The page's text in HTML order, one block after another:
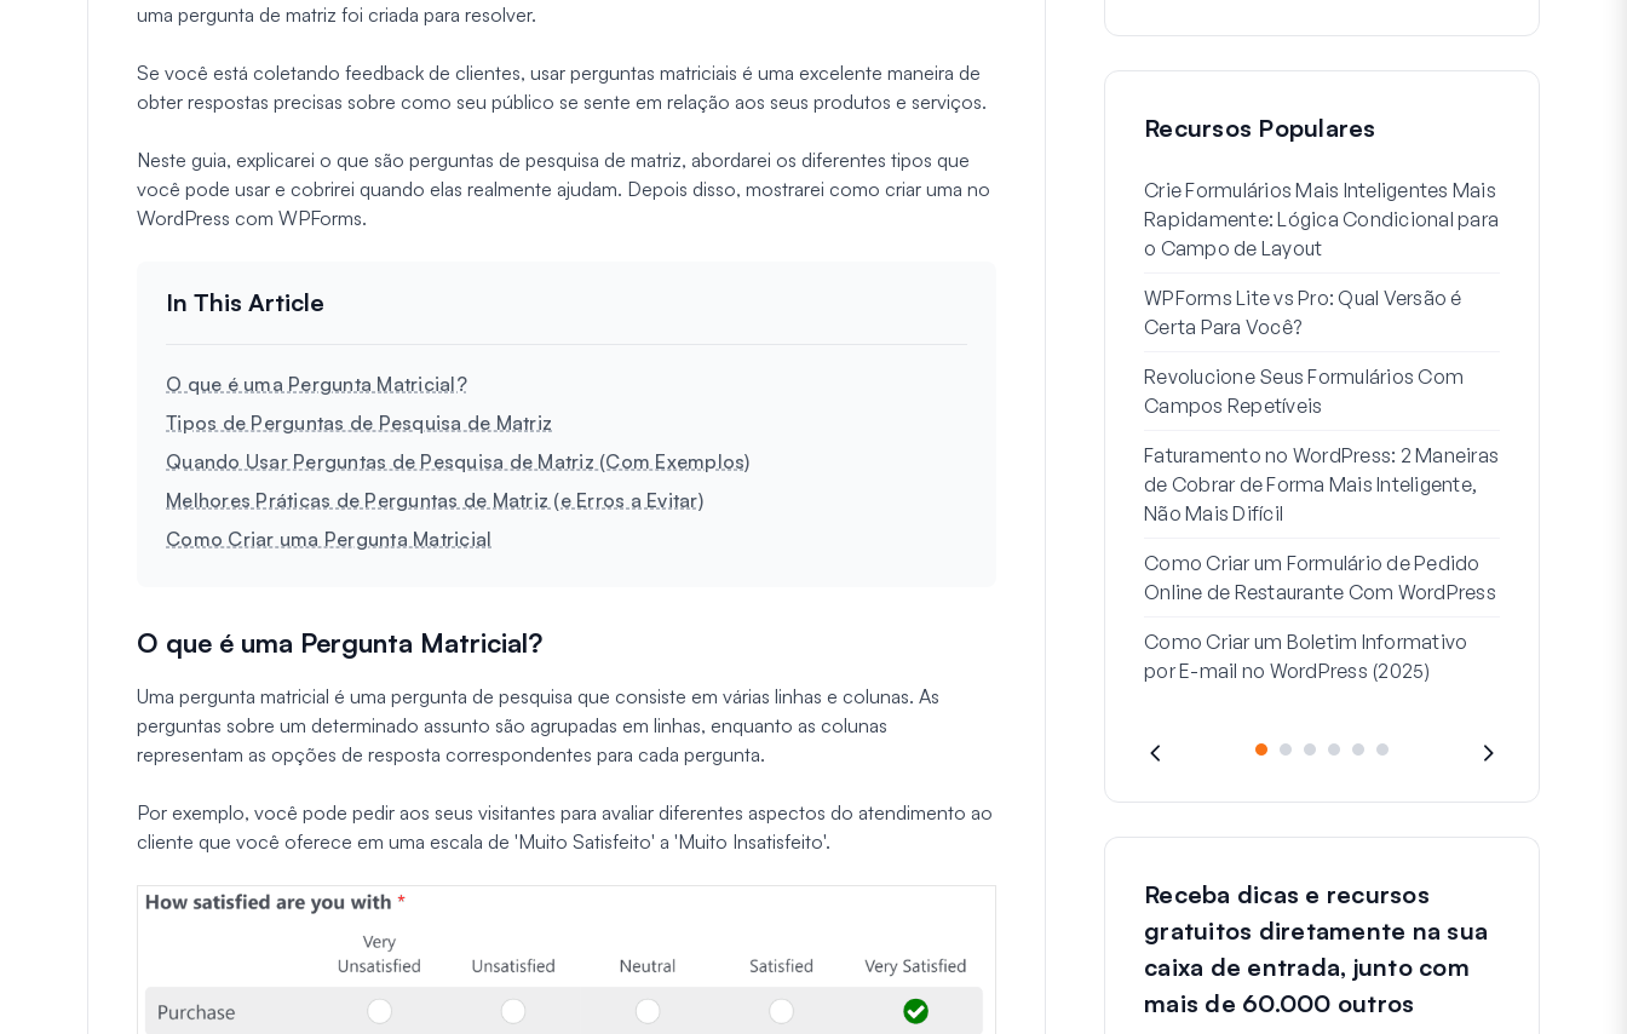
uma pergunta de matriz foi criada para resolver.
Se você está coletando feedback de clientes, usar perguntas matriciais é uma excelente maneira de
obter respostas precisas sobre como seu público se sente em relação aos seus produtos e serviços.
Neste guia, explicarei o que são perguntas de pesquisa de matriz, abordarei os diferentes tipos que
você pode usar e cobrirei quando elas realmente ajudam. Depois disso, mostrarei como criar uma no
WordPress com WPForms.
O que é uma Pergunta Matricial?
Tipos de Perguntas de Pesquisa de Matriz
Quando Usar Perguntas de Pesquisa de Matriz (Com Exemplos)
Melhores Práticas de Perguntas de Matriz (e Erros a Evitar)
Como Criar uma Pergunta Matricial
O que é uma Pergunta Matricial?
Uma pergunta matricial é uma pergunta de pesquisa que consiste em várias linhas e colunas. As
perguntas sobre um determinado assunto são agrupadas em linhas, enquanto as colunas
representam as opções de resposta correspondentes para cada pergunta.
Por exemplo, você pode pedir aos seus visitantes para avaliar diferentes aspectos do atendimento ao
cliente que você oferece em uma escala de 'Muito Satisfeito' a 'Muito Insatisfeito'.
Recursos Populares
Crie Formulários Mais Inteligentes Mais
Rapidamente: Lógica Condicional para
o Campo de Layout
WPForms Lite vs Pro: Qual Versão é
Certa Para Você?
Revolucione Seus Formulários Com
Campos Repetíveis
Faturamento no WordPress: 2 Maneiras
de Cobrar de Forma Mais Inteligente,
Não Mais Difícil
Como Criar um Formulário de Pedido
Online de Restaurante Com WordPress
Como Criar um Boletim Informativo
por E-mail no WordPress (2025)
Receba dicas e recursos
gratuitos diretamente na sua
caixa de entrada, junto com
mais de 60.000 outros